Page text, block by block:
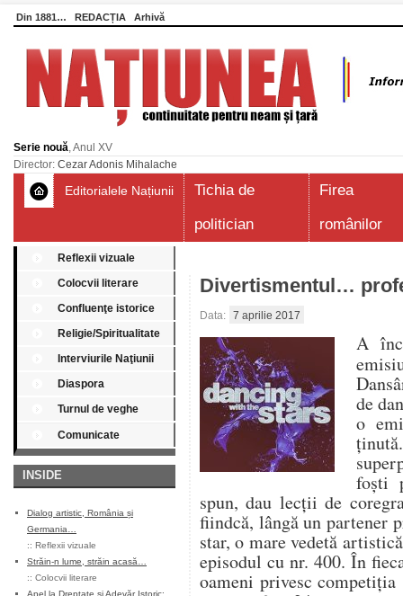
Din 1881… REDACȚIA Arhivă
Serie nouă, Anul XV
Director: Cezar Adonis Mihalache
Editorialele Națiunii
Tichia de
politician
Firea
românilor
Reflexii vizuale
Colocvii literare
Confluenţe istorice
Religie/Spiritualitate
Interviurile Naţiunii
Diaspora
Turnul de veghe
Comunicate
INSIDE
Dialog artistic, România și
Germania…
:: Reflexii vizuale
Străin-n lume, străin acasă…
:: Colocvii literare
Apel la Dreptate și Adevăr Istoric:
Divertismentul…
Data: 7 aprilie 2017
A
de
o
foști
spun, dau lecții de
fiindcă, lângă un partener
star, o mare vedetă
episodul cu nr. 400. În
oameni privesc